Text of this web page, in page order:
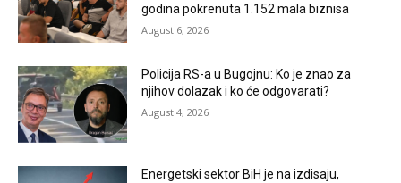
godina pokrenuta 1.152 mala biznisa
August 6, 2026
Policija RS-a u Bugojnu: Ko je znao za
njihov dolazak i ko će odgovarati?
August 4, 2026
Energetski sektor BiH je na izdisaju,